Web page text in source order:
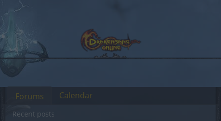
Forums
Recent posts
Calendar